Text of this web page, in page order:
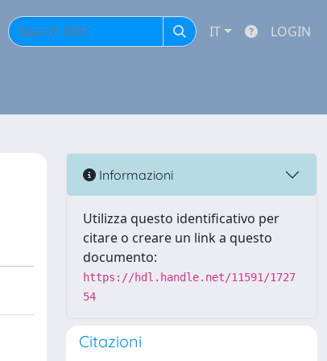
IT LOGIN
Informazioni
Utilizza questo identificativo per
citare o creare un link a questo
documento:
https://hdl.handle.net/11591/1727
54
Citazioni